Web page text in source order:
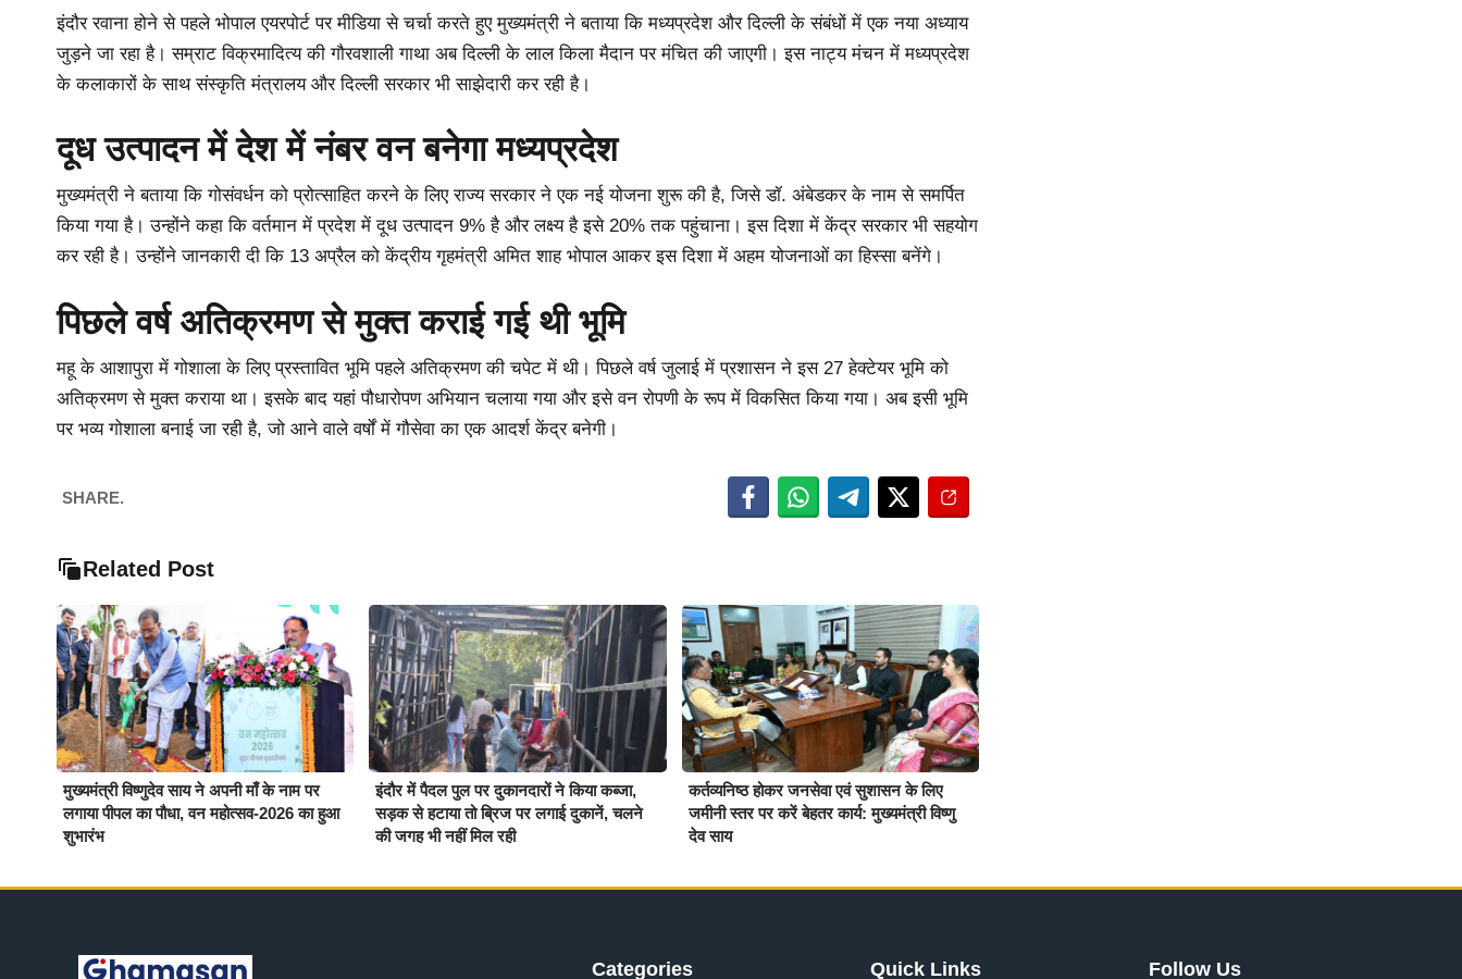
इंदौर रवाना होने से पहले भोपाल एयरपोर्ट पर मीडिया से चर्चा करते हुए मुख्यमंत्री ने बताया कि मध्यप्रदेश और दिल्ली के संबंधों में एक नया अध्याय
जुड़ने जा रहा है। सम्राट विक्रमादित्य की गौरवशाली गाथा अब दिल्ली के लाल किला मैदान पर मंचित की जाएगी। इस नाट्य मंचन में मध्यप्रदेश
के कलाकारों के साथ संस्कृति मंत्रालय और दिल्ली सरकार भी साझेदारी कर रही है।
दूध उत्पादन में देश में नंबर वन बनेगा मध्यप्रदेश
मुख्यमंत्री ने बताया कि गोसंवर्धन को प्रोत्साहित करने के लिए राज्य सरकार ने एक नई योजना शुरू की है, जिसे डॉ. अंबेडकर के नाम से समर्पित
किया गया है। उन्होंने कहा कि वर्तमान में प्रदेश में दूध उत्पादन 9% है और लक्ष्य है इसे 20% तक पहुंचाना। इस दिशा में केंद्र सरकार भी सहयोग
कर रही है। उन्होंने जानकारी दी कि 13 अप्रैल को केंद्रीय गृहमंत्री अमित शाह भोपाल आकर इस दिशा में अहम योजनाओं का हिस्सा बनेंगे।
पिछले वर्ष अतिक्रमण से मुक्त कराई गई थी भूमि
महू के आशापुरा में गोशाला के लिए प्रस्तावित भूमि पहले अतिक्रमण की चपेट में थी। पिछले वर्ष जुलाई में प्रशासन ने इस 27 हेक्टेयर भूमि को
अतिक्रमण से मुक्त कराया था। इसके बाद यहां पौधारोपण अभियान चलाया गया और इसे वन रोपणी के रूप में विकसित किया गया। अब इसी भूमि
पर भव्य गोशाला बनाई जा रही है, जो आने वाले वर्षों में गौसेवा का एक आदर्श केंद्र बनेगी।
SHARE.
Related Post
मुख्यमंत्री विष्णुदेव साय ने अपनी माँ के नाम पर
लगाया पीपल का पौधा, वन महोत्सव-2026 का हुआ
शुभारंभ
इंदौर में पैदल पुल पर दुकानदारों ने किया कब्जा,
सड़क से हटाया तो ब्रिज पर लगाई दुकानें, चलने
की जगह भी नहीं मिल रही
कर्तव्यनिष्ठ होकर जनसेवा एवं सुशासन के लिए
जमीनी स्तर पर करें बेहतर कार्य: मुख्यमंत्री विष्णु
देव साय
Categories Quick Links Follow Us